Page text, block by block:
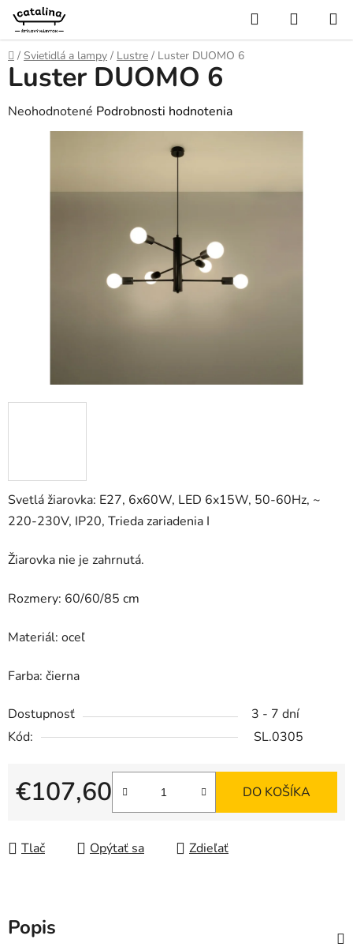
Prejsť
obsah
Hľadať
KOŠÍK
Domov
/ Svietidlá a lampy / Lustre / Luster DUOMO 6
Svetlá žiarovka: E27, 6x60W, LED 6x15W, 50-60Hz, ~
220-230V, IP20, Trieda zariadenia I
Žiarovka nie je zahrnutá.
Rozmery: 60/60/85 cm
Materiál: oceľ
Farba: čierna
Dostupnosť
3 - 7 dní
Kód:
SL.0305
€107,60 DO KOŠÍKA
Tlač Opýtať sa Zdieľať
Luster DUOMO 6
Priemerné
hodnotenie
Neohodnotené Podrobnosti hodnotenia
Popis